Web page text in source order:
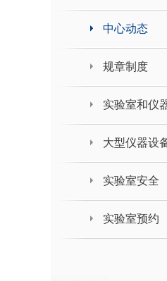
中心动态
规章制度
实验室和仪
大型仪器设
实验室安全
实验室预约